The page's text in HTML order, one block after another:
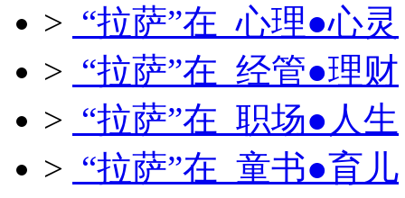
> “拉萨”在 心理●心灵
> “拉萨”在 经管●理财
> “拉萨”在 职场●人生
> “拉萨”在 童书●育儿